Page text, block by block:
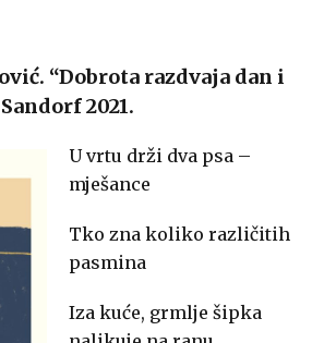
“Dobrota razdvaja dan i
2021.
U vrtu drži dva psa –
mješance
Tko zna koliko različitih
pasmina
Iza kuće, grmlje šipka